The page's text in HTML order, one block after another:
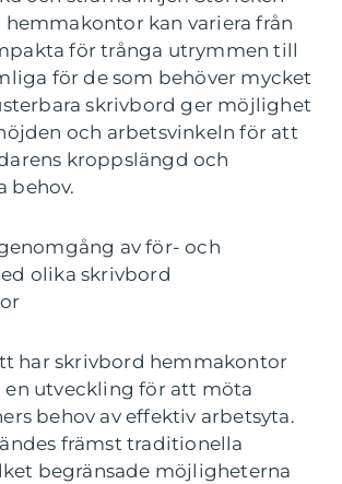
kan variera från
för trånga utrymmen till
för de som behöver mycket
skrivbord ger möjlighet
och arbetsvinkeln för att
kroppslängd och
behov.
av för- och
olika skrivbord
har skrivbord hemmakontor
utveckling för att möta
behov av effektiv arbetsyta.
främst traditionella
begränsade möjligheterna